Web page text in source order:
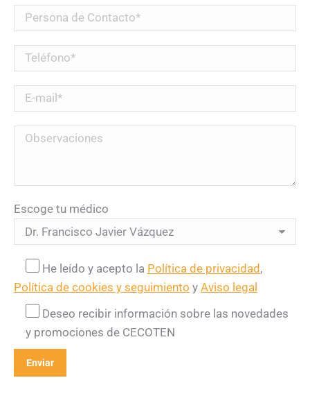
Escoge tu médico
He leído y acepto la Política de privacidad,
Política de cookies y seguimiento y Aviso legal
Deseo recibir información sobre las novedades
y promociones de CECOTEN